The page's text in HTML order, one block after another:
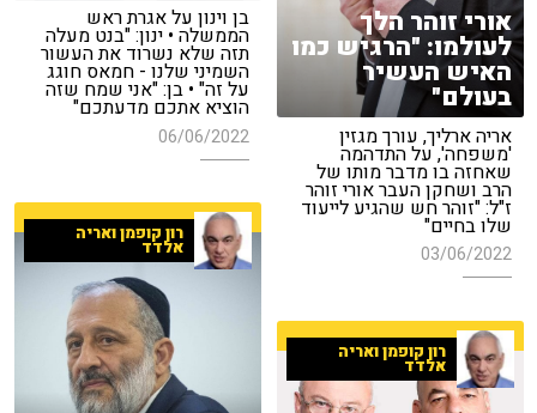
בן וינון על אגרת ראש
הממשלה • ינון: "בנט מעלה
תזה שלא נשרוד את העשור
השמיני שלנו - חמאס חוגג
על זה" • בן: "אני שמח שזה
הוציא אתכם מדעתכם"
06/06/2022
אורי זוהר הלך
לעולמו: "הרגיש כמו
האיש העשיר
בעולם"
אריה ארליך, עורך מגזין
'משפחה', על התדהמה
שאחזה בו מדבר מותו של
הרב ושחקן העבר אורי זוהר
ז"ל: "זוהר חש שהגיע לייעוד
שלו בחיים"
03/06/2022
רון קופמן ואריה
אלדד
רון קופמן ואריה
אלדד